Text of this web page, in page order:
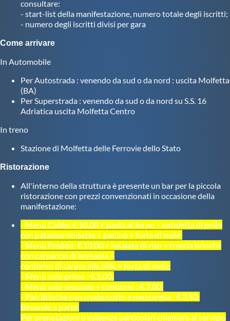
Archivio News
Flash News
Galleria fotografica
Intranet
Webmail
Mappa del sito
consultare:
- start-list della manifestazione, numero totale degli iscritti;
- numero degli iscritti divisi per gara
Come arrivare
In Automobile
Per Autostrada : venendo da sud o da nord : uscita Molfetta
(BA)
Per Superstrada : venendo da sud o da nord su S.S. 16
Adriatica uscita Molfetta Centro
In treno
Stazione di Molfetta delle Ferrovie dello Stato
Ristorazione
All'interno della struttura è presente un bar per la piccola
ristorazione con prezzi convenzionati in occasione della
manifestazione:
- Menù Caldo: €.10,00 = pasta al forno + cotoletta di pollo
con patatine noisette + panino +torta di mele;
- Menù Freddo: €.10,00 = insalata di riso + treccia brioche
con carpaccio di bresaola +
contorno di carote alla bilie + torta di mele;
- Menù solo primo : €.5,00;
- Menù solo secondo + contorno : €.7,00;
- Pan Brioche con crudo/cotto e mozzarella : €.3,50;
Bevande a parte.
Per prenotazioni o esigenze particolari chiamare al servizio